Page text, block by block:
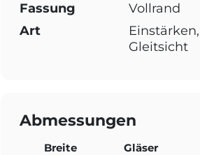
Fassung
Vollrand
Art
Einstärken,
Gleitsicht
Abmessungen
Breite Gläser